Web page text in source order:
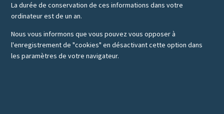
La durée de conservation de ces informations dans votre
ordinateur est de un an.
Nous vous informons que vous pouvez vous opposer à
l'enregistrement de "cookies" en désactivant cette option dans
les paramètres de votre navigateur.